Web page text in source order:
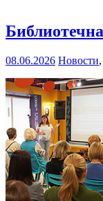
08.06.2026 Новости,